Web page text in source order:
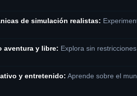
de simulación realistas:
aventura y libre: Explora sin
y entretenido: Aprende sobre el